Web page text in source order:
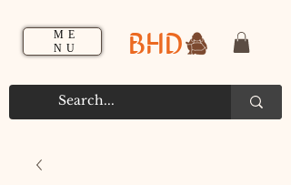
ME
NU
BHD